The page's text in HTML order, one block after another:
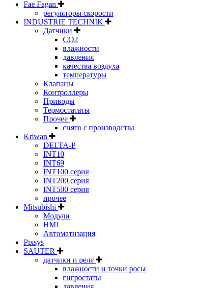
Fae Fagan
регуляторы скорости
INDUSTRIE TECHNIK
Датчики
CO2
влажности
давления
качества воздуха
температуры
Клапаны
Контроллеры
Приводы
Термостататы
Прочее
снято с производства
Kriwan
DELTA-P
INT10
INT69
INT100 серия
INT200 серия
INT500 серия
прочее
Mitsubishi
Модули
HMI
Автоматизация
Pixsys
SAUTER
датчики и реле
влажности и точки росы
гигростаты
давления